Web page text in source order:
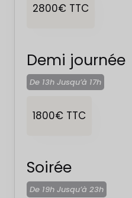
2800€ TTC
Demi journée
De 13h Jusqu’à 17h
1800€ TTC
Soirée
De 19h Jusqu’à 23h